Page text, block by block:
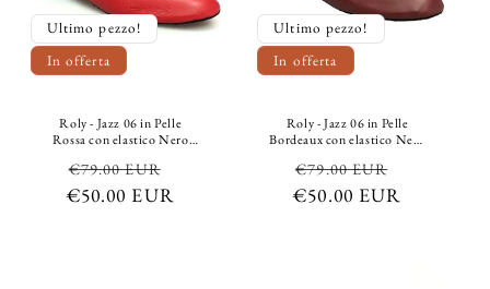
Ultimo pezzo!
In offerta
Roly - Jazz 06 in Pelle
Rossa con elastico Nero
Prezzo
di
€79.00 EUR
scontato
€50.00 EUR
Ultimo pezzo!
In offerta
Roly - Jazz 06 in Pelle
Bordeaux con elastico Nero
Prezzo
di
€79.00 EUR
scontato
€50.00 EUR